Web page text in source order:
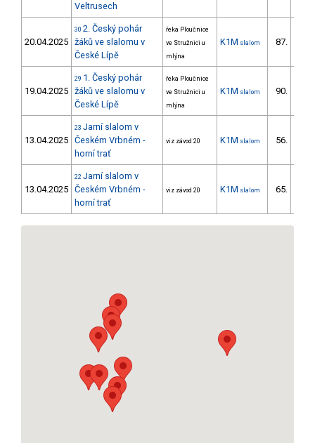
Veltrusech
20.04.2025
30 2. Český pohár
žáků ve slalomu v
České Lípě
řeka Ploučnice
ve Stružnici u
mlýna
K1M slalom 87.
19.04.2025
29 1. Český pohár
žáků ve slalomu v
České Lípě
řeka Ploučnice
ve Stružnici u
mlýna
K1M slalom 90.
13.04.2025
23 Jarní slalom v
Českém Vrbném -
horní trať
viz závod 20 K1M slalom 56.
13.04.2025
22 Jarní slalom v
Českém Vrbném -
horní trať
viz závod 20 K1M slalom 65.